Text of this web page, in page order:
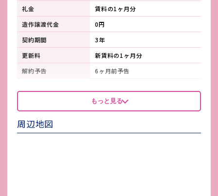
礼金
賃料の1ヶ月分
造作譲渡代金
0円
契約期間
3年
更新料
新賃料の1ヶ月分
解約予告
6ヶ月前予告
看板製作費
契約者により
看板使用料・
維持管理費
無し
鍵交換費
無し
もっと見る
周辺地図